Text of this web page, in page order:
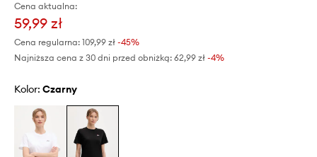
Cena aktualna:
59,99 zł
Cena regularna: 109,99 zł -45%
Najniższa cena z 30 dni przed obniżką: 62,99 zł -4%
Kolor: czarny